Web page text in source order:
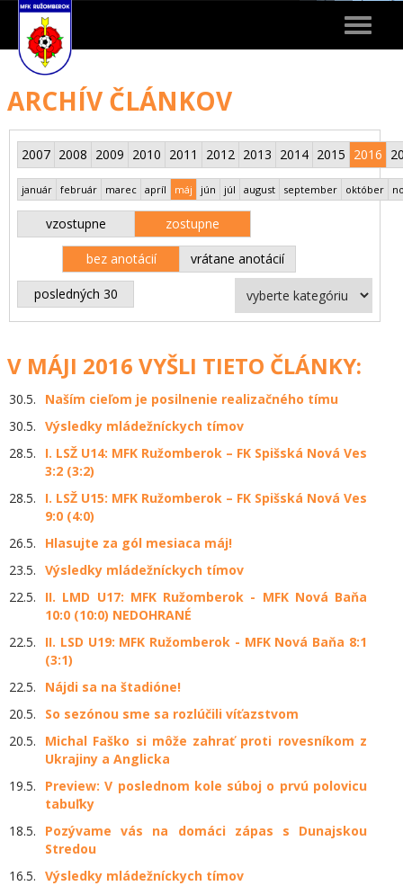
Toggle
ARCHÍV ČLÁNKOV
2007 2008 2009 2010 2011 2012 2013 2014 2015 2016
január február marec apríl máj jún júl august september október
vzostupne zostupne
bez anotácií vrátane anotácií
posledných 30
V MÁJI 2016 VYŠLI TIETO ČLÁNKY:
30.5.
Naším cieľom je posilnenie realizačného tímu
30.5. Výsledky mládežníckych tímov
28.5.
I. LSŽ U14: MFK Ružomberok – FK Spišská Nová Ves
3:2 (3:2)
28.5.
I. LSŽ U15: MFK Ružomberok – FK Spišská Nová Ves
9:0 (4:0)
26.5.
Hlasujte za gól mesiaca máj!
23.5. Výsledky mládežníckych tímov
22.5.
II. LMD U17: MFK Ružomberok - MFK Nová Baňa
10:0 (10:0) NEDOHRANÉ
22.5.
II. LSD U19: MFK Ružomberok - MFK Nová Baňa 8:1
(3:1)
22.5.
Nájdi sa na štadióne!
20.5.
So sezónou sme sa rozlúčili víťazstvom
20.5.
Michal Faško si môže zahrať proti rovesníkom z
Ukrajiny a Anglicka
19.5.
Preview: V poslednom kole súboj o prvú polovicu
tabuľky
18.5.
Pozývame vás na domáci zápas s Dunajskou
Stredou
16.5. Výsledky mládežníckych tímov